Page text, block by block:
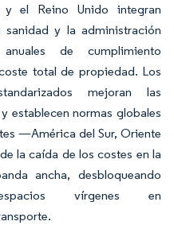
y el Reino Unido integran
y la administración
de cumplimiento
total de propiedad. Los
mejoran las
establecen normas globales
—América del Sur, Oriente
la caída de los costes en la
ancha, desbloqueando
vírgenes en